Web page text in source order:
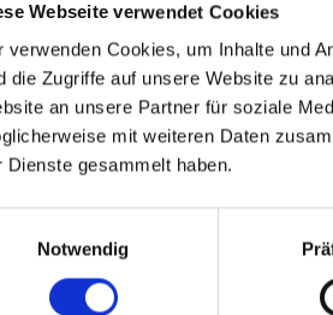
Webseite verwendet Cookies
verwenden Cookies, um Inhalte und
die Zugriffe auf unsere Website zu
an unsere Partner für soziale
mit weiteren Daten
Dienste gesammelt haben.
Notwendig
Viertelfinale eines ATP-
liegen Medvedev
auf zehn aus.
Seine Bilanz nun: 2:18.